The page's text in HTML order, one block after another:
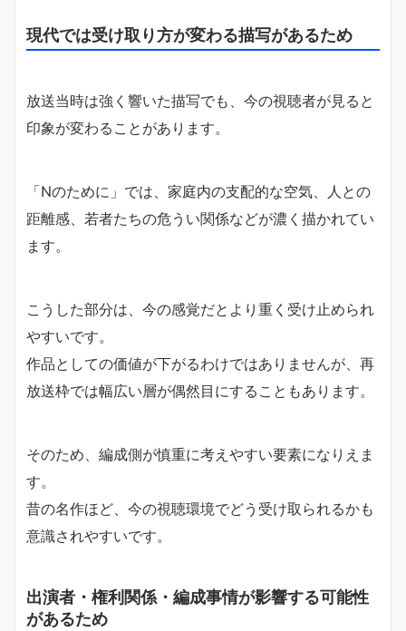
現代では受け取り方が変わる描写があるため
放送当時は強く響いた描写でも、今の視聴者が見ると
印象が変わることがあります。
「Nのために」では、家庭内の支配的な空気、人との
距離感、若者たちの危うい関係などが濃く描かれてい
ます。
こうした部分は、今の感覚だとより重く受け止められ
やすいです。
作品としての価値が下がるわけではありませんが、再
放送枠では幅広い層が偶然目にすることもあります。
そのため、編成側が慎重に考えやすい要素になりえま
す。
昔の名作ほど、今の視聴環境でどう受け取られるかも
意識されやすいです。
出演者・権利関係・編成事情が影響する可能性
があるため